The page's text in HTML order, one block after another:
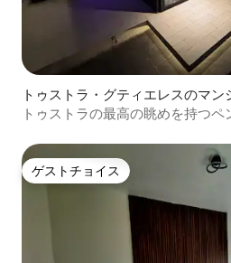
トゥストラ・グティエレスのマン
パート
トゥストラの最高の眺めを持つペ
ゲストチョイス
ゲストチョイス